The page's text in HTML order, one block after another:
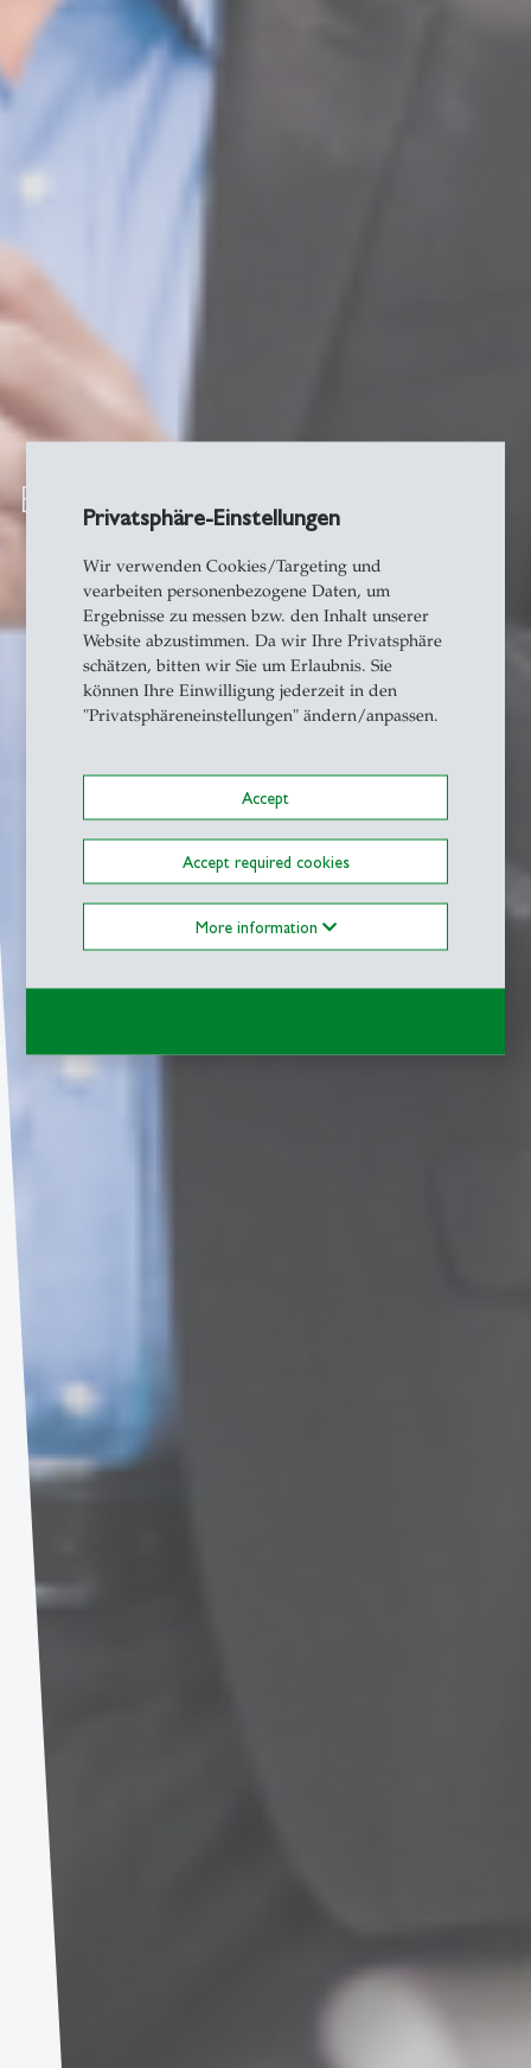
Privatsphäre-Einstellungen
Wir verwenden Cookies/Targeting und
vearbeiten personenbezogene Daten, um
Ergebnisse zu messen bzw. den Inhalt unserer
Website abzustimmen. Da wir Ihre Privatsphäre
schätzen, bitten wir Sie um Erlaubnis. Sie
können Ihre Einwilligung jederzeit in den
"Privatsphäreneinstellungen" ändern/anpassen.
Accept
Accept required cookies
More information
Equity Training pour les Équipes